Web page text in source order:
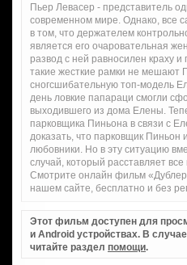
Пьер Левасер - представитель
современном мире. Однако, все
в том, что держателем
является его очаровательная
развод с ней равносилен краху
такие жесткие рамки не мешают
сногсшибательную топ-модель
день ловкие папараци смогли
выходившего из дома Елены.
парковщика Пиньона в связи с
доказать, что парковщик Пиньон
любовники. Но в эту ситуацию
случай, который расставляет
Смотрите онлайн фильм
нашем сайте, бесплатно и без
Этот фильм доступен для
и Android устройствах. В
читайте раздел помощи.